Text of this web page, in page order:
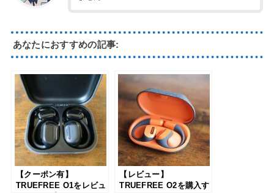
あなたにおすすめの記事:
【クーポン有】
TRUEFREE O1をレビュ
【レビュー】
TRUEFREE O2を購入す